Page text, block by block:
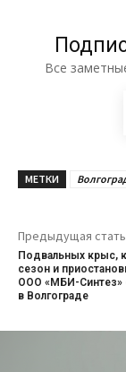
Все
МЕТКИ
Предыдущая
Подвальных крыс,
сезон и
ООО «МБИ-Синтез»
в Волгограде